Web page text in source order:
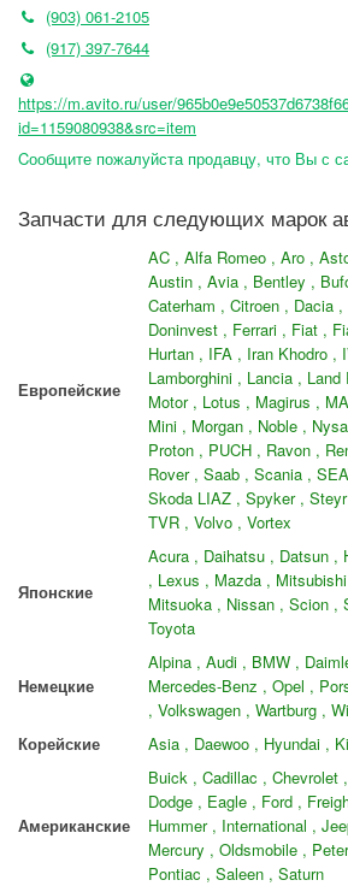
(903) 061-2105
(917) 397-7644
https://m.avito.ru/user/
id=1159080938&src=item
Cообщите пожалуйста продавцу, что Вы с
Запчасти для следующих марок
Европейские
AC , Alfa Romeo , Aro ,
Austin , Avia , Bentley ,
Caterham , Citroen , Dacia
Doninvest , Ferrari , Fiat ,
Hurtan , IFA , Iran Khodro ,
Lamborghini , Lancia ,
Motor , Lotus , Magirus ,
Mini , Morgan , Noble ,
Proton , PUCH , Ravon ,
Rover , Saab , Scania ,
Skoda LIAZ , Spyker ,
TVR , Volvo , Vortex
Японские
Acura , Daihatsu , Datsun ,
, Lexus , Mazda ,
Mitsuoka , Nissan , Scion ,
Toyota
Немецкие
Alpina , Audi , BMW ,
Mercedes-Benz , Opel ,
, Volkswagen , Wartburg ,
Корейские
Asia , Daewoo , Hyundai ,
Американские
Buick , Cadillac , Chevrolet
Dodge , Eagle , Ford ,
Hummer , International ,
Mercury , Oldsmobile ,
Pontiac , Saleen , Saturn